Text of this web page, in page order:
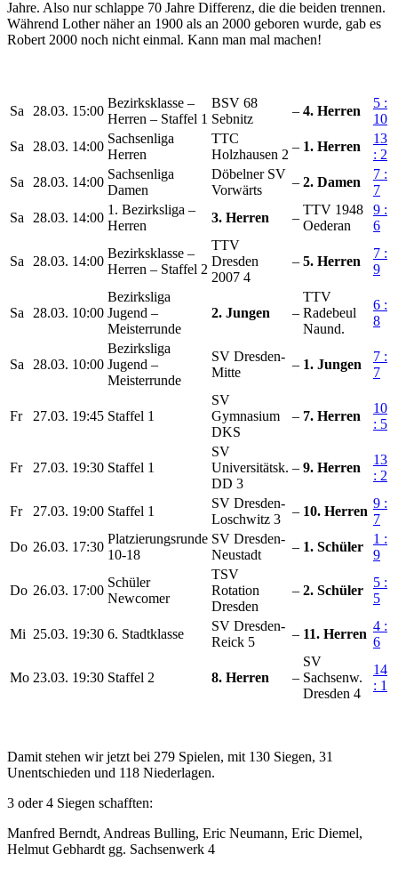
Jahre. Also nur schlappe 70 Jahre Differenz, die die beiden trennen.
Während Lother näher an 1900 als an 2000 geboren wurde, gab es
Robert 2000 noch nicht einmal. Kann man mal machen!
Sa 28.03. 15:00
Bezirksklasse –
Herren – Staffel 1
BSV 68
Sebnitz
– 4. Herren
5 :
10
Sa
28.03. 14:00
Sachsenliga
Herren
TTC
Holzhausen 2
– 1. Herren
13
: 2
Sa
28.03. 14:00
Sachsenliga
Damen
Döbelner SV
Vorwärts
– 2. Damen
7 :
7
Sa
28.03. 14:00
1. Bezirksliga –
Herren
3. Herren –
TTV 1948
Oederan
9 :
6
Sa 28.03. 14:00
Bezirksklasse –
Herren – Staffel 2
TTV
Dresden
2007 4
– 5. Herren
7 :
9
Sa 28.03. 10:00
Bezirksliga
Jugend –
Meisterrunde
2. Jungen –
TTV
Radebeul
Naund.
6 :
8
Sa 28.03. 10:00
Bezirksliga
Jugend –
Meisterrunde
SV Dresden-
Mitte
– 1. Jungen
7 :
7
Fr 27.03. 19:45 Staffel 1
SV
Gymnasium
DKS
– 7. Herren
10
: 5
Fr 27.03. 19:30 Staffel 1
SV
Universitätsk.
DD 3
– 9. Herren
13
: 2
Fr 27.03. 19:00 Staffel 1
SV Dresden-
Loschwitz 3
– 10. Herren
9 :
7
Do 26.03. 17:30
Platzierungsrunde
10-18
SV Dresden-
Neustadt
– 1. Schüler
1 :
9
Do 26.03. 17:00
Schüler
Newcomer
TSV
Rotation
Dresden
– 2. Schüler
5 :
5
Mi 25.03. 19:30 6. Stadtklasse
SV Dresden-
Reick 5
– 11. Herren
4 :
6
Mo 23.03. 19:30 Staffel 2 8. Herren –
SV
Sachsenw.
Dresden 4
14
: 1
Damit stehen wir jetzt bei 279 Spielen, mit 130 Siegen, 31
Unentschieden und 118 Niederlagen.
3 oder 4 Siegen schafften:
Manfred Berndt, Andreas Bulling, Eric Neumann, Eric Diemel,
Helmut Gebhardt gg. Sachsenwerk 4